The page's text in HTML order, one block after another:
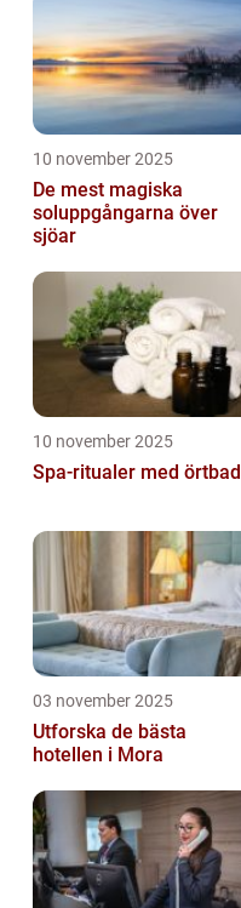
10 november 2025
De mest magiska
soluppgångarna över
sjöar
10 november 2025
Spa-ritualer med örtbad
03 november 2025
Utforska de bästa
hotellen i Mora